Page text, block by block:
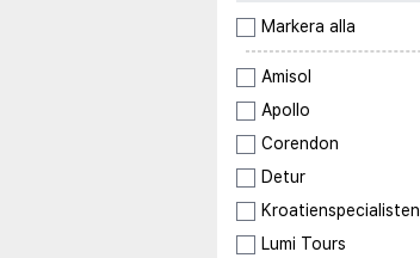
Markera alla
Amisol
Apollo
Corendon
Detur
Kroatienspecialisten
Lumi Tours